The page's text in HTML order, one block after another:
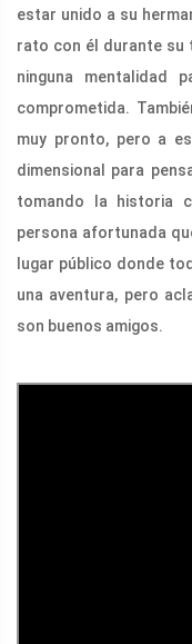
estar unido a su
rato con él durante su
ninguna mentalidad
comprometida.
muy pronto, pero a
dimensional para
tomando la historia
persona afortunada
lugar público donde
una aventura, pero
son buenos amigos.